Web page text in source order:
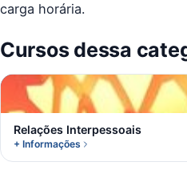
carga horária.
Cursos dessa
Relações Interpessoais
+ Informações